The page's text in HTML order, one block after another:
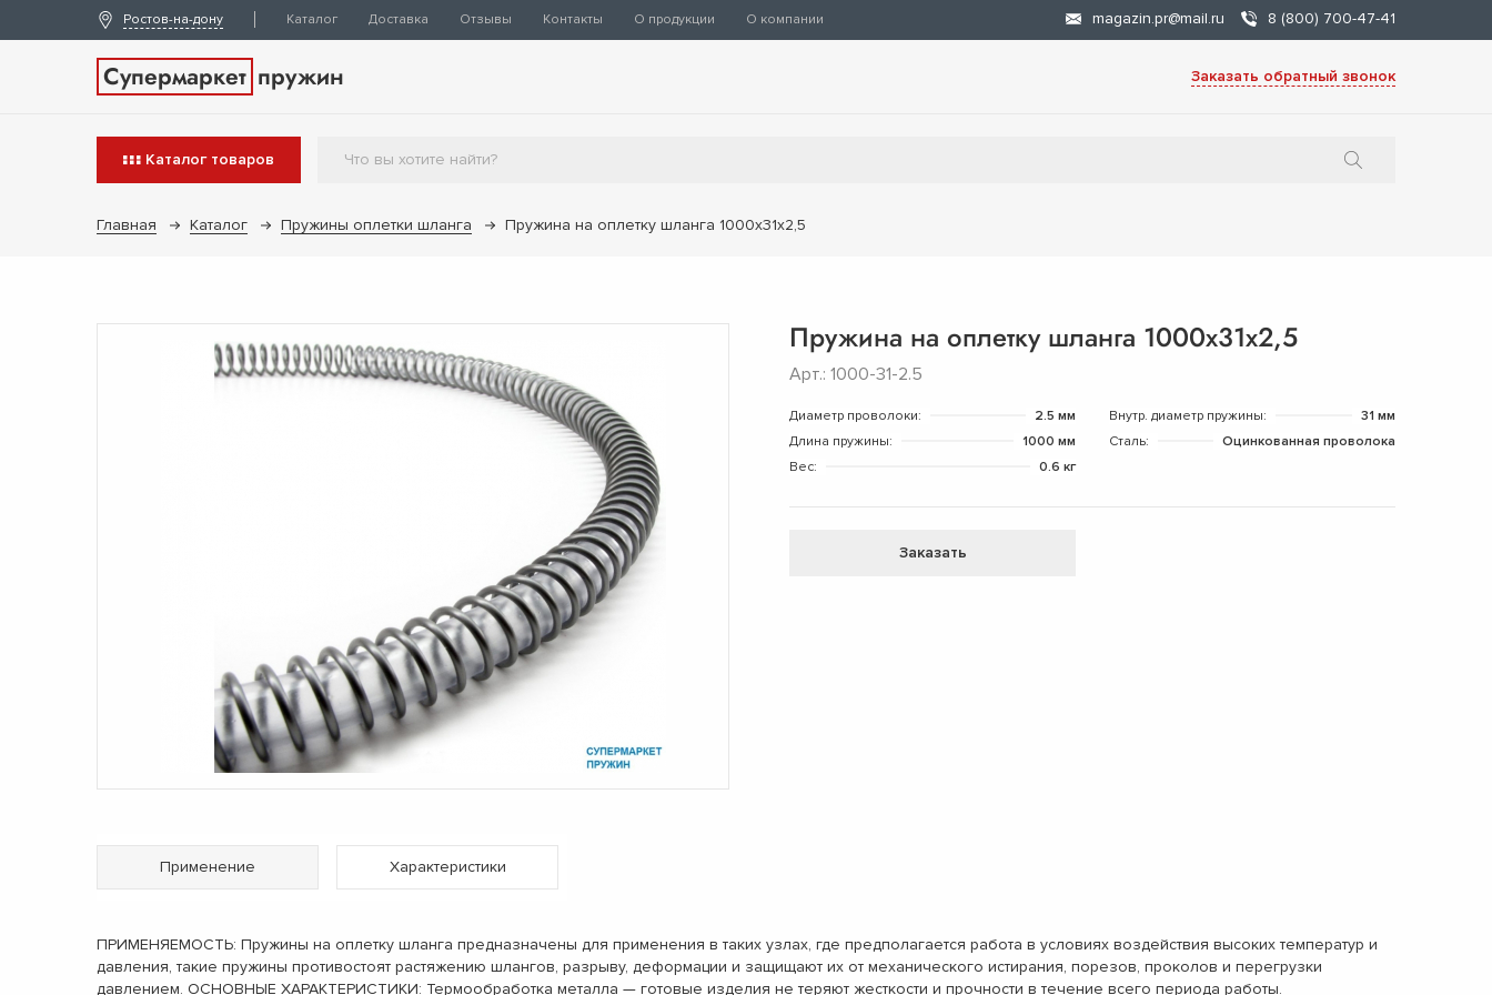
Ростов-на-дону Каталог Доставка Отзывы Контакты О продукции О компании magazin.pr@mail.ru 8 (800) 700-47-41
Супермаркет пружин Заказать обратный звонок
Каталог товаров
Главная Каталог Пружины оплетки шланга Пружина на оплетку шланга 1000х31х2,5
Пружина на оплетку шланга 1000х31х2,5
Арт.: 1000-31-2.5
Диаметр проволоки: 2.5 мм Внутр. диаметр пружины:
31 мм
Длина пружины:
1000 мм Сталь:
Оцинкованная проволока
Вес:
0.6 кг
Заказать
Применение Характеристики
ПРИМЕНЯЕМОСТЬ: Пружины на оплетку шланга предназначены для применения в таких узлах, где предполагается работа в условиях воздействия высоких температур и
давления, такие пружины противостоят растяжению шлангов, разрыву, деформации и защищают их от механического истирания, порезов, проколов и перегрузки
давлением. ОСНОВНЫЕ ХАРАКТЕРИСТИКИ: Термообработка металла — готовые изделия не теряют жесткости и прочности в течение всего периода работы.